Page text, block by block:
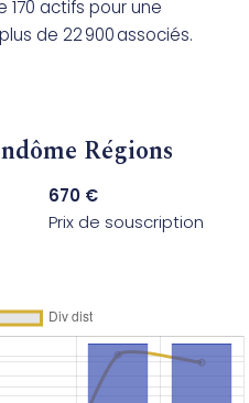
170 actifs pour une
de 22 900 associés.
Régions
670 €
Prix de souscription